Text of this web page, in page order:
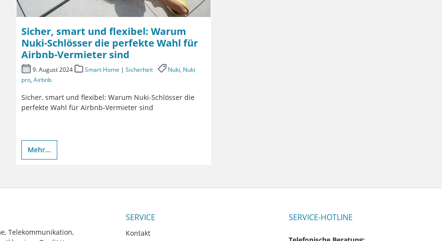
Sicher, smart und flexibel: Warum
Nuki-Schlösser die perfekte Wahl für
Airbnb-Vermieter sind
9. August 2024 Smart Home | Sicherheit Nuki, Nuki
pro,Airbnb
Sicher, smart und flexibel: Warum Nuki-Schlösser die
perfekte Wahl für Airbnb-Vermieter sind
Mehr...
Telekommunikation,
SERVICE
Kontakt
SERVICE-HOTLINE